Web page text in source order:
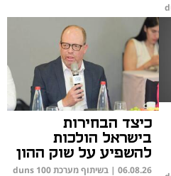
כיצד הבחירות
בישראל הולכות
להשפיע על שוק ההון
06.08.26
| בשיתוף מערכת duns 100